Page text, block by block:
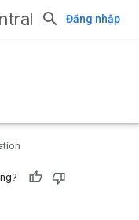
Đăng nhập